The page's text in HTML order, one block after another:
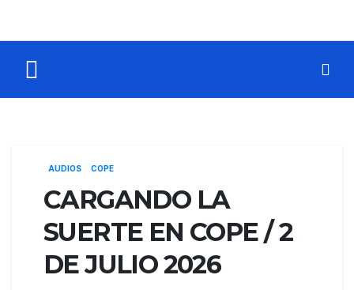
AUDIOS COPE
CARGANDO LA
SUERTE EN COPE / 2
DE JULIO 2026